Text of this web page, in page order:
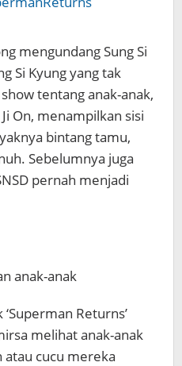
mengundang Sung Si
Si Kyung yang tak
tentang anak-anak,
On, menampilkan sisi
bintang tamu,
Sebelumnya juga
pernah menjadi
anak-anak
Returns’
melihat anak-anak
atau cucu mereka